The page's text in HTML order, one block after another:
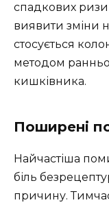
спадкових
виявити зміни
стосується
методом
кишківника.
Поширені
Найчастіша
біль
причину.